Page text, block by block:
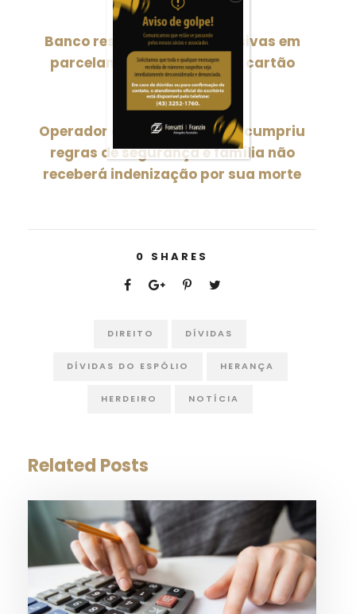
PREVIOUS POST
Banco restituirá taxas abusivas em
parcelamento de fatura de cartão
NEXT POST
Operador de motosserra descumpriu
regras de segurança e família não
receberá indenização por sua morte
0 SHARES
DIREITO DÍVIDAS
DÍVIDAS DO ESPÓLIO HERANÇA
HERDEIRO NOTÍCIA
Related Posts